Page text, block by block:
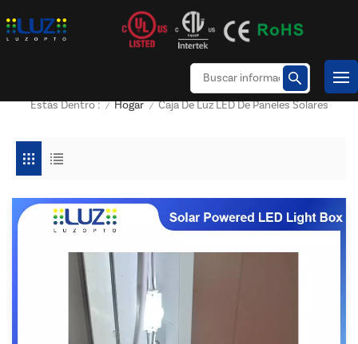
Estás Dentro : / Hogar / Caja De Luz LED De Paneles Solares